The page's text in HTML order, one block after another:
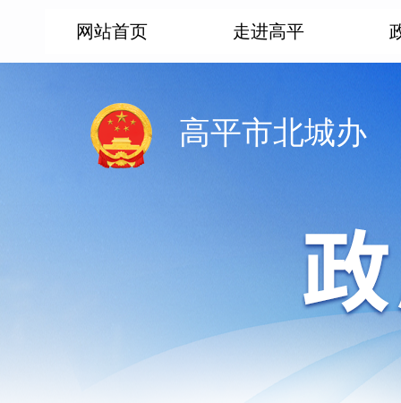
网站首页 走进高平
高平市北城办